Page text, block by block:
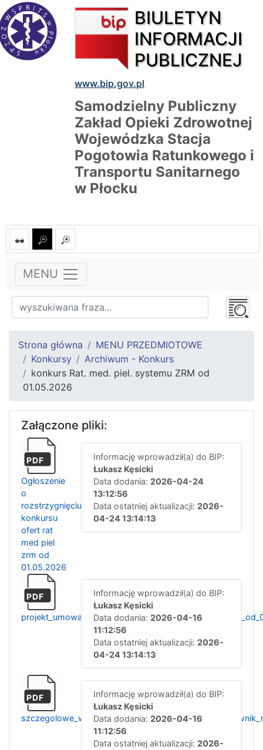
BIULETYN
INFORMACJI
PUBLICZNEJ
www.bip.gov.pl
Samodzielny Publiczny
Zakład Opieki Zdrowotnej
Wojewódzka Stacja
Pogotowia Ratunkowego i
Transportu Sanitarnego
w Płocku
MENU
Strona główna
MENU PRZEDMIOTOWE
Konkursy
Archiwum - Konkurs
konkurs Rat. med. piel. systemu ZRM od
01.05.2026
Załączone pliki:
PDF
Ogłoszenie
o
rozstrzygnięciu
konkursu
ofert rat
med piel
zrm od
01.05.2026
Informację wprowadził(a) do BIP:
Łukasz Kęsicki
Data dodania: 2026-04-24
13:12:56
Data ostatniej aktualizacji: 2026-
04-24 13:14:13
PDF
Informację wprowadził(a) do BIP:
Łukasz Kęsicki
Data dodania: 2026-04-16
11:12:56
Data ostatniej aktualizacji: 2026-
04-24 13:14:13
PDF
Informację wprowadził(a) do BIP:
Łukasz Kęsicki
Data dodania: 2026-04-16
11:12:56
Data ostatniej aktualizacji: 2026-